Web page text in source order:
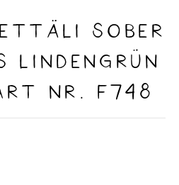
sober
lindengrün
nr. F748